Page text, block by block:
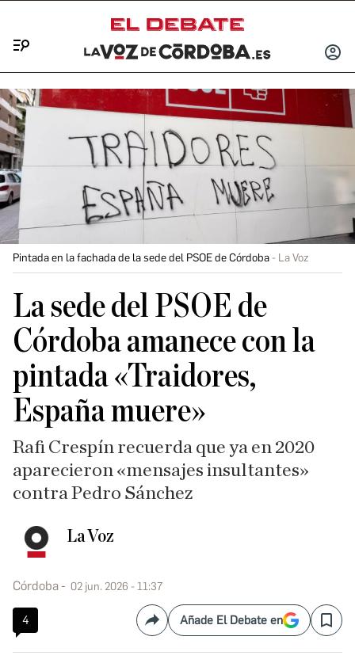
INICIAR
Pintada en la fachada de la sede del PSOE de Córdoba La Voz
La sede del PSOE de
Córdoba amanece con la
pintada «Traidores,
España muere»
Rafi Crespín recuerda que ya en 2020
aparecieron «mensajes insultantes»
contra Pedro Sánchez
La Voz
Córdoba 02 jun. 2026 - 11:37
4 CompartirAñade El Debate en Save